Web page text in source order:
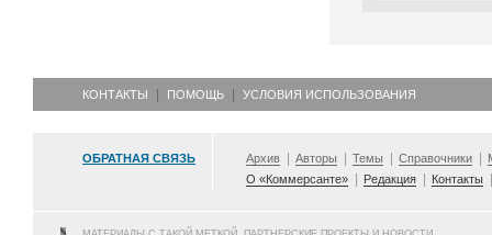
КОНТАКТЫ ПОМОЩЬ УСЛОВИЯ ИСПОЛЬЗОВАНИЯ
ОБРАТНАЯ СВЯЗЬ Архив Авторы Темы Справочники
О «Коммерсанте»
Редакция Контакты